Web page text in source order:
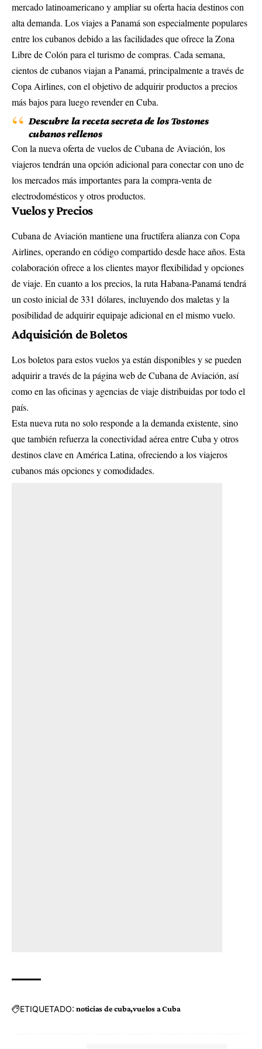
mercado latinoamericano y ampliar su oferta hacia destinos con
alta demanda. Los viajes a Panamá son especialmente populares
entre los cubanos debido a las facilidades que ofrece la Zona
Libre de Colón para el turismo de compras. Cada semana,
cientos de cubanos viajan a Panamá, principalmente a través de
Copa Airlines, con el objetivo de adquirir productos a precios
más bajos para luego revender en Cuba.
Descubre la receta secreta de los Tostones
cubanos rellenos
Con la nueva oferta de vuelos de Cubana de Aviación, los
viajeros tendrán una opción adicional para conectar con uno de
los mercados más importantes para la compra-venta de
electrodomésticos y otros productos.
Vuelos y Precios
Cubana de Aviación mantiene una fructífera alianza con Copa
Airlines, operando en código compartido desde hace años. Esta
colaboración ofrece a los clientes mayor flexibilidad y opciones
de viaje. En cuanto a los precios, la ruta Habana-Panamá tendrá
un costo inicial de 331 dólares, incluyendo dos maletas y la
posibilidad de adquirir equipaje adicional en el mismo vuelo.
Adquisición de Boletos
Los boletos para estos vuelos ya están disponibles y se pueden
adquirir a través de la página web de Cubana de Aviación, así
como en las oficinas y agencias de viaje distribuidas por todo el
país.
Esta nueva ruta no solo responde a la demanda existente, sino
que también refuerza la conectividad aérea entre Cuba y otros
destinos clave en América Latina, ofreciendo a los viajeros
cubanos más opciones y comodidades.
ETIQUETADO: noticias de cuba vuelos a Cuba